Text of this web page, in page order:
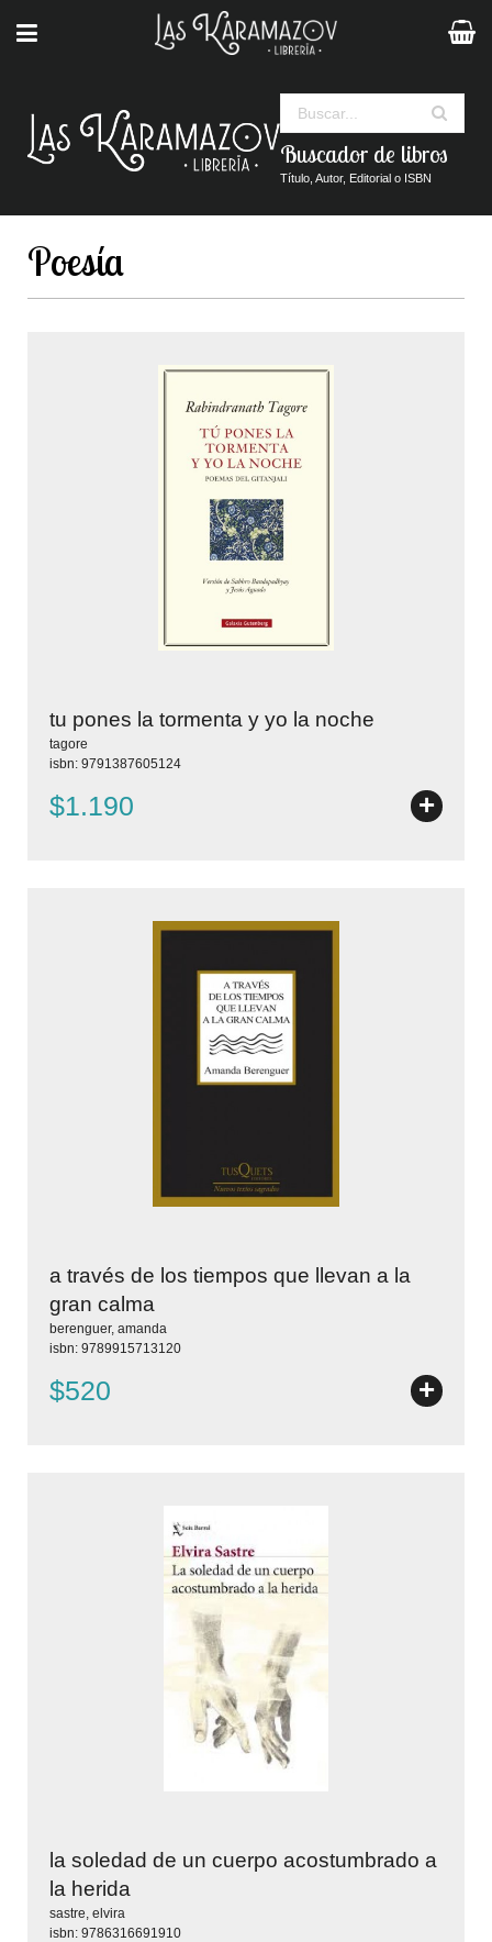
Buscador de libros
Título, Autor, Editorial o ISBN
Poesía
tu pones la tormenta y yo la noche
tagore
isbn: 9791387605124
$1.190 +
a través de los tiempos que llevan a la
gran calma
berenguer, amanda
isbn: 9789915713120
$520 +
la soledad de un cuerpo acostumbrado a
la herida
sastre, elvira
isbn: 9786316691910